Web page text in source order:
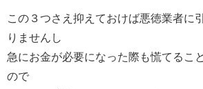
この３つさえ抑えておけば悪徳業者に
りませんし
急にお金が必要になった際も慌てるこ
ので